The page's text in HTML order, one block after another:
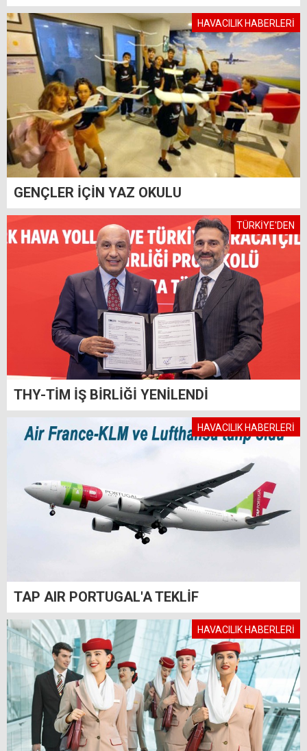
HAVACILIK HABERLERİ
GENÇLER İÇİN YAZ OKULU
TÜRKİYE'DEN
THY-TİM İŞ BİRLİĞİ YENİLENDİ
HAVACILIK HABERLERİ
TAP AIR PORTUGAL'A TEKLİF
HAVACILIK HABERLERİ